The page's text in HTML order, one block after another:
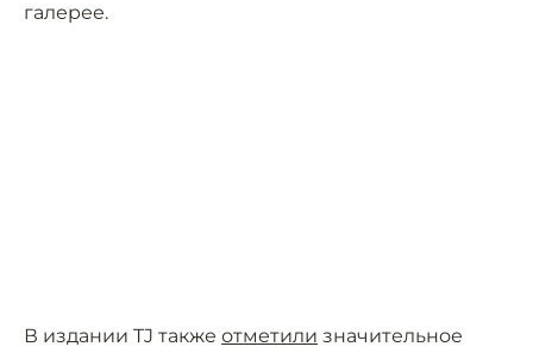
галерее.
В издании TJ также отметили значительное